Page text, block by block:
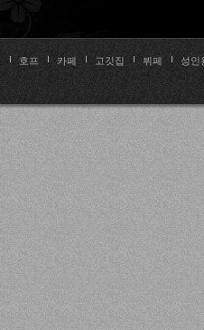
호프 카페 고깃집 뷔페
성인